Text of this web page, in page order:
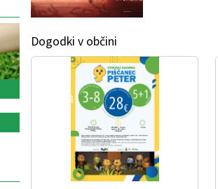
Dogodki v občini